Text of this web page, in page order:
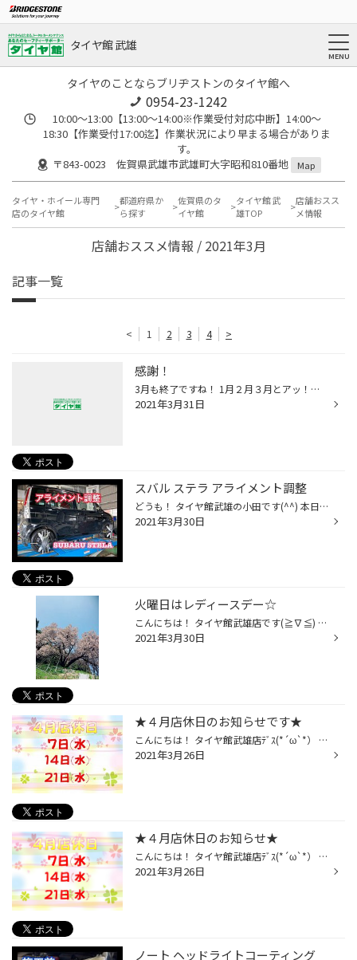
タイヤ館 武雄
タイヤのことならブリヂストンのタイヤ館へ
0954-23-1242
10:00～13:00【13:00～14:00※作業受付対応中断】14:00～
18:30【作業受付17:00迄】作業状況により早まる場合がありま
す。
〒843-0023 佐賀県武雄市武雄町大字昭和810番地
Map
タイヤ・ホイール専門
店のタイヤ館
都道府県か
ら探す
佐賀県のタ
イヤ館
タイヤ館 武
雄TOP
店舗おスス
メ情報
店舗おススメ情報 / 2021年3月
記事一覧
< 1 2 3 4 >
感謝！
3月も終了ですね！ 1月２月３月とアッ！と言う間に過ぎてしまいました。早い❗️ 今月も沢山のお客様に御来店いただきまして、誠に有難う御座いました。 ４月もスタッフ一同、皆様のカーライフのお手伝い全力で頑張ります！ 皆様のご来店、お待ちしております！
2021年3月31日
スバル ステラ アライメント調整
どうも！ タイヤ館武雄の小田です(^^) 本日は、ステラのアライメント調整を ご紹介いたします♪ 先ずは測定からです。 リアはトーアウト(外股) フロントはハンドルセンターずれ 真っ直ぐであったはずのタイヤの角度が バラバラになっておりました^^; 調整に入ります！ ステラは前後トーの4箇所調整で...
2021年3月30日
火曜日はレディースデー☆
こんにちは！ タイヤ館武雄店です(≧∇≦) 本日3月30日、火曜日は ☆女性が嬉しいレディースデー☆ オイルはもちろん！！ メンテナンス用品も 店頭価格より10パーセントお得に お買い物ができますよ(^^) 女性とご一緒に来店された男性の方も 同じ特典が受けられます☆★
2021年3月30日
★４月店休日のお知らせです★
こんにちは！ タイヤ館武雄店ﾃﾞｽ(*´ω`*） ２０２１年４月の店休日のお知らせです。 ７日(水)・１４日(水)・２１日(水) となっております。<m(__)m>
2021年3月26日
★４月店休日のお知らせ★
こんにちは！ タイヤ館武雄店ﾃﾞｽ(*´ω`*） ２０２１年４月の店休日のお知らせです。 ７日(水)・１４日(水)・２１日(水) となっております。<m(__)m>
2021年3月26日
ノート ヘッドライトコーティング